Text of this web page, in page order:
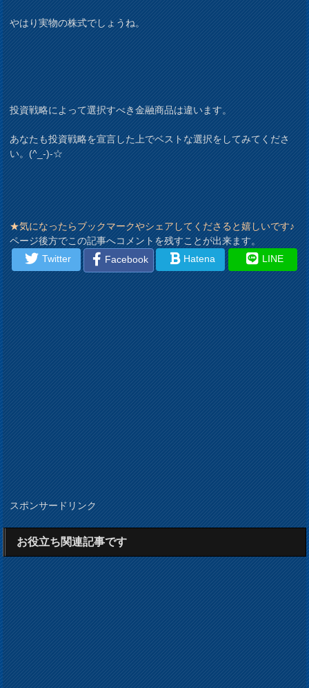
やはり実物の株式でしょうね。
投資戦略によって選択すべき金融商品は違います。
あなたも投資戦略を宣言した上でベストな選択をしてみてくださ
い。(^_-)-☆
★気になったらブックマークやシェアしてくださると嬉しいです♪
ページ後方でこの記事へコメントを残すことが出来ます。
Twitter
Facebook Hatena LINE
スポンサードリンク
お役立ち関連記事です